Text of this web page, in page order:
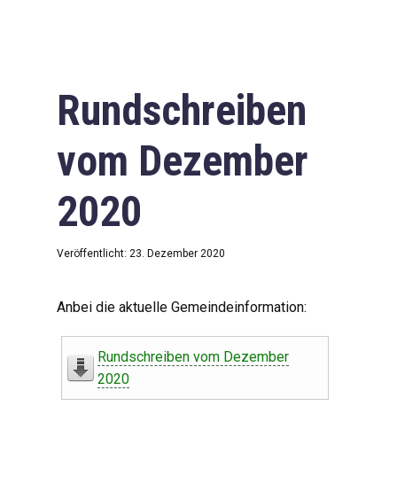
Rundschreiben
vom Dezember
2020
Veröffentlicht: 23. Dezember 2020
Anbei die aktuelle Gemeindeinformation:
Rundschreiben vom Dezember
2020